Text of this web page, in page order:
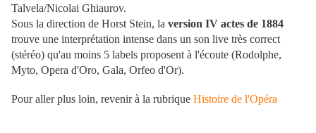
Talvela/Nicolai Ghiaurov.
Sous la direction de Horst Stein, la version IV actes de 1884
trouve une interprétation intense dans un son live très correct
(stéréo) qu'au moins 5 labels proposent à l'écoute (Rodolphe,
Myto, Opera d'Oro, Gala, Orfeo d'Or).
Pour aller plus loin, revenir à la rubrique Histoire de l'Opéra